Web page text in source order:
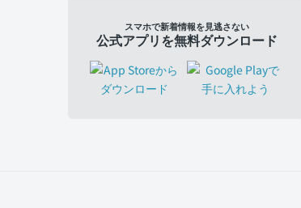
スマホで新着情報を見逃さない
公式アプリを無料ダウンロード